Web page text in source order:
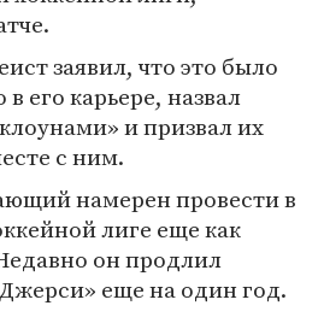
заявил, что это было
его карьере, назвал
и призвал их
с ним.
намерен провести в
лиге еще как
он продлил
еще на один год.